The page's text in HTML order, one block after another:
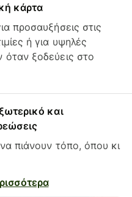
κάρτα
προσαυξήσεις στις
ή για υψηλές
ξοδεύεις στο
και
πιάνουν τόπο, όπου κι